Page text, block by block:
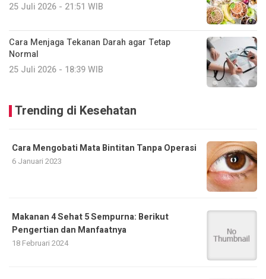
25 Juli 2026 - 21:51 WIB
Cara Menjaga Tekanan Darah agar Tetap
Normal
25 Juli 2026 - 18:39 WIB
Trending di Kesehatan
Cara Mengobati Mata Bintitan Tanpa Operasi
6 Januari 2023
Makanan 4 Sehat 5 Sempurna: Berikut
Pengertian dan Manfaatnya
18 Februari 2024